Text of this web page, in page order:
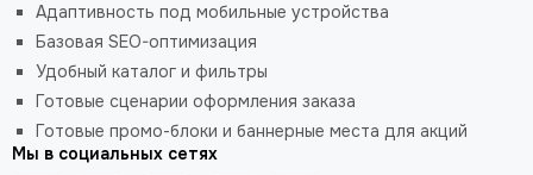
Адаптивность под мобильные устройства
Базовая SEO-оптимизация
Удобный каталог и фильтры
Готовые сценарии оформления заказа
Готовые промо-блоки и баннерные места для акций
Мы в социальных сетях